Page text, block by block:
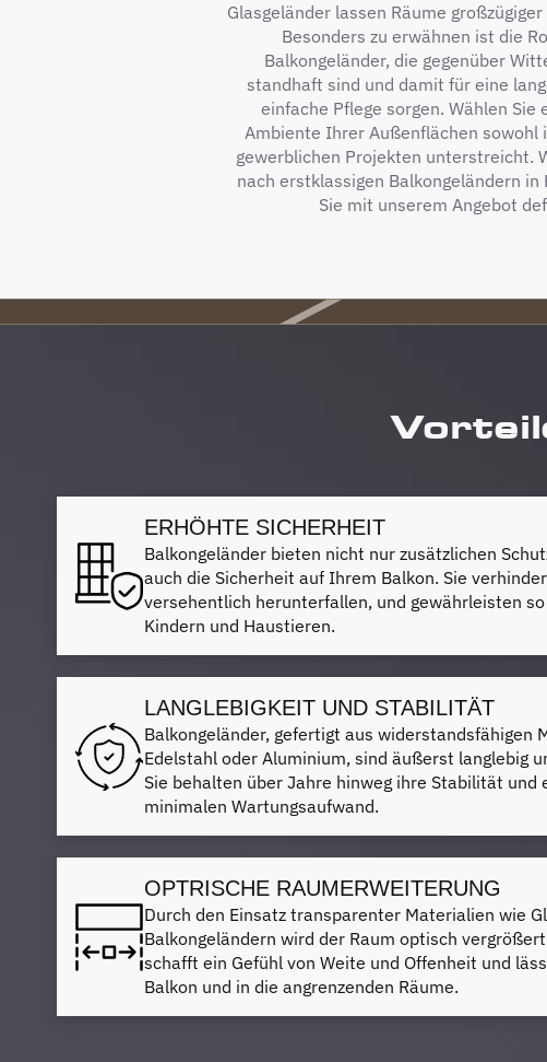
Glasgeländer lassen Räume
Besonders zu erwähnen ist die
Balkongeländer, die gegenüber
standhaft sind und damit für eine
einfache Pflege sorgen. Wählen Sie
Ambiente Ihrer Außenflächen sowohl
gewerblichen Projekten unterstreicht.
nach erstklassigen Balkongeländern in
Sie mit unserem Angebot
ERHÖHTE SICHERHEIT
Balkongeländer bieten nicht nur zusätzlichen
auch die Sicherheit auf Ihrem Balkon. Sie
versehentlich herunterfallen, und gewährleisten
Kindern und Haustieren.
LANGLEBIGKEIT UND STABILITÄT
Balkongeländer, gefertigt aus widerstandsfähigen
Edelstahl oder Aluminium, sind äußerst langlebig
Sie behalten über Jahre hinweg ihre Stabilität und
minimalen Wartungsaufwand.
OPTRISCHE RAUMERWEITERUNG
Durch den Einsatz transparenter Materialien wie
Balkongeländern wird der Raum optisch
schafft ein Gefühl von Weite und Offenheit und
Balkon und in die angrenzenden Räume.